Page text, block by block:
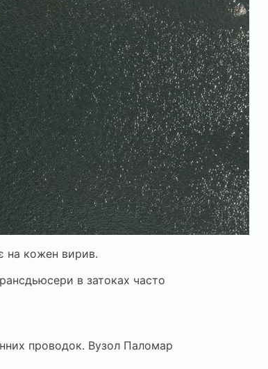
на кожен вирив.
в затоках часто
проводок. Вузол Паломар